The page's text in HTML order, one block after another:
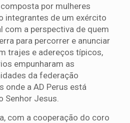
por mulheres
integrantes de um exército
com a perspectiva de quem
para percorrer e anunciar
trajes e adereços típicos,
empunharam as
da federação
onde a AD Perus está
Senhor Jesus.
com a cooperação do coro